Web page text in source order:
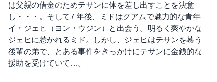
は父親の借金のためテサンに体を差し出すことを決意
し・・・。そして7 年後、ミドはグアムで魅力的な青年
イ・ジェヒ（ヨン・ウジン）と出会う。明るく爽やかな
ジェヒに惹かれるミド。しかし、ジェヒはテサンを慕う
後輩の弟で、とある事件をきっかけにテサンに金銭的な
援助を受けていて…。